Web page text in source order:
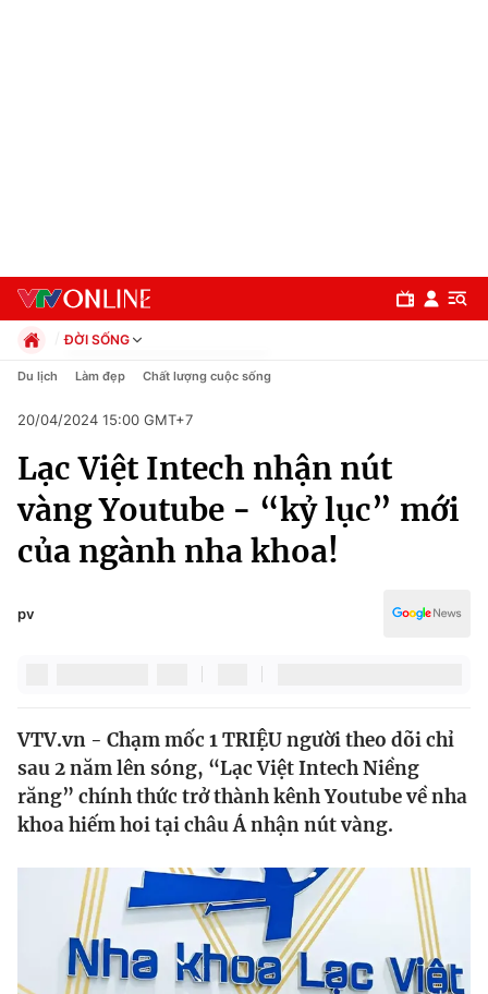
Chuyên mục
Chính trị
Xã hội
Pháp luật
Thế giới
Tin tức
Thế giới đó đây
Câu chuyện quốc tế
Kinh tế
Thị trường
Góc doanh nghiệp
Dữ liệu và đời sống
Truyền hình
Phim VTV
ĐỜI SỐNG
Chính trị
Pháp luật
Kinh tế
Thể thao
Truyền hình
Văn hóa - Giải trí
Y tế
Du lịch Làm đẹp Chất lượng cuộc sống
20/04/2024 15:00 GMT+7
Lạc Việt Intech nhận nút
vàng Youtube - “kỷ lục” mới
của ngành nha khoa!
pv
VTV.vn - Chạm mốc 1 TRIỆU người theo dõi chỉ
sau 2 năm lên sóng, “Lạc Việt Intech Niềng
răng” chính thức trở thành kênh Youtube về nha
khoa hiếm hoi tại châu Á nhận nút vàng.